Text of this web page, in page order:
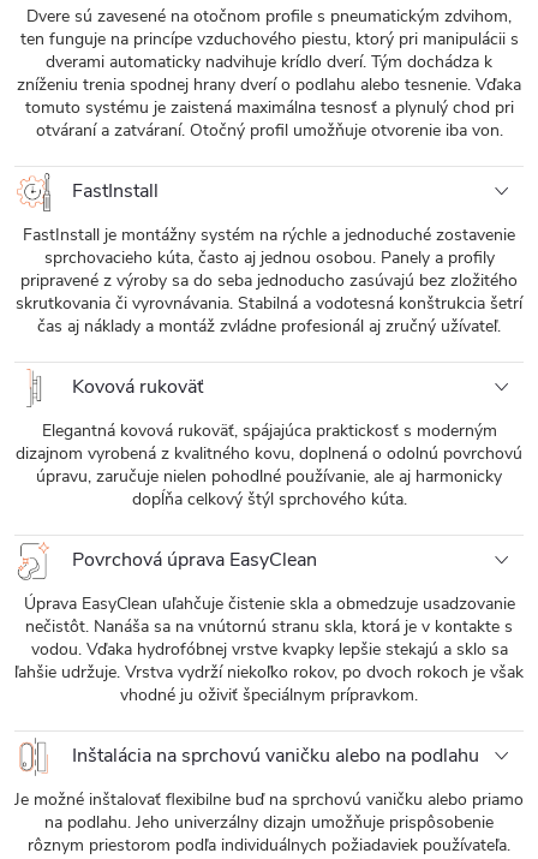
Dvere sú zavesené na otočnom profile s pneumatickým zdvihom,
ten funguje na princípe vzduchového piestu, ktorý pri manipulácii s
dverami automaticky nadvihuje krídlo dverí. Tým dochádza k
zníženiu trenia spodnej hrany dverí o podlahu alebo tesnenie. Vďaka
tomuto systému je zaistená maximálna tesnosť a plynulý chod pri
otváraní a zatváraní. Otočný profil umožňuje otvorenie iba von.
FastInstall
FastInstall je montážny systém na rýchle a jednoduché zostavenie
sprchovacieho kúta, často aj jednou osobou. Panely a profily
pripravené z výroby sa do seba jednoducho zasúvajú bez zložitého
skrutkovania či vyrovnávania. Stabilná a vodotesná konštrukcia šetrí
čas aj náklady a montáž zvládne profesionál aj zručný užívateľ.
Kovová rukoväť
Elegantná kovová rukoväť, spájajúca praktickosť s moderným
dizajnom vyrobená z kvalitného kovu, doplnená o odolnú povrchovú
úpravu, zaručuje nielen pohodlné používanie, ale aj harmonicky
dopĺňa celkový štýl sprchového kúta.
Povrchová úprava EasyClean
Úprava EasyClean uľahčuje čistenie skla a obmedzuje usadzovanie
nečistôt. Nanáša sa na vnútornú stranu skla, ktorá je v kontakte s
vodou. Vďaka hydrofóbnej vrstve kvapky lepšie stekajú a sklo sa
ľahšie udržuje. Vrstva vydrží niekoľko rokov, po dvoch rokoch je však
vhodné ju oživiť špeciálnym prípravkom.
Inštalácia na sprchovú vaničku alebo na podlahu
Je možné inštalovať flexibilne buď na sprchovú vaničku alebo priamo
na podlahu. Jeho univerzálny dizajn umožňuje prispôsobenie
rôznym priestorom podľa individuálnych požiadaviek používateľa.